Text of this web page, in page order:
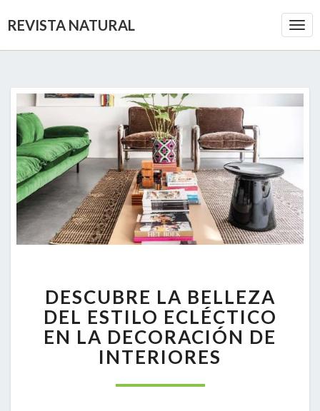
REVISTA NATURAL
LA
BELLEZA
DEL
ESTILO
ECLÉCTICO
LA
DESCUBRE LA BELLEZA
DEL ESTILO ECLÉCTICO
EN LA DECORACIÓN DE
INTERIORES